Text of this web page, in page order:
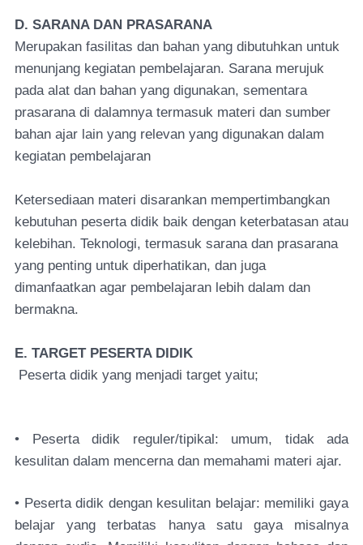
D. SARANA DAN PRASARANA
Merupakan fasilitas dan bahan yang dibutuhkan untuk
menunjang kegiatan pembelajaran. Sarana merujuk
pada alat dan bahan yang digunakan, sementara
prasarana di dalamnya termasuk materi dan sumber
bahan ajar lain yang relevan yang digunakan dalam
kegiatan pembelajaran
Ketersediaan materi disarankan mempertimbangkan
kebutuhan peserta didik baik dengan keterbatasan atau
kelebihan. Teknologi, termasuk sarana dan prasarana
yang penting untuk diperhatikan, dan juga
dimanfaatkan agar pembelajaran lebih dalam dan
bermakna.
E. TARGET PESERTA DIDIK
Peserta didik yang menjadi target yaitu;
• Peserta didik reguler/tipikal: umum, tidak ada
kesulitan dalam mencerna dan memahami materi ajar.
• Peserta didik dengan kesulitan belajar: memiliki gaya
belajar yang terbatas hanya satu gaya misalnya